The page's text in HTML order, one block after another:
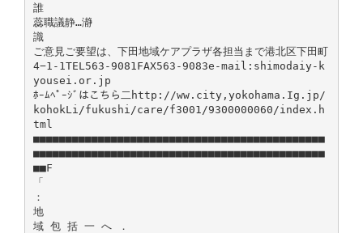
誰
蕊職議静…瀞
識
ご意見ご要望は、下田地域ケアプラザ各担当まで港北区下田町
4−1-1TEL563-9081FAX563-9083e-mail:shimodaiy-k
yousei.or.jp
ﾎｰﾑﾍﾟｰｼﾞはこちら二http://ww.city,yokohama.Ig.jp/
kohokLi/fukushi/care/f3001/9300000060/index.h
tml
■■■■■■■■■■■■■■■■■■■■■■■■■■■■■■■■■■■■■■■■■■■■■
■■■■■■■■■■■■■■■■■■■■■■■■■■■■■■■■■■■■■■■■■■■■■
■■F
「
：
地
域 包 括 一 へ ．